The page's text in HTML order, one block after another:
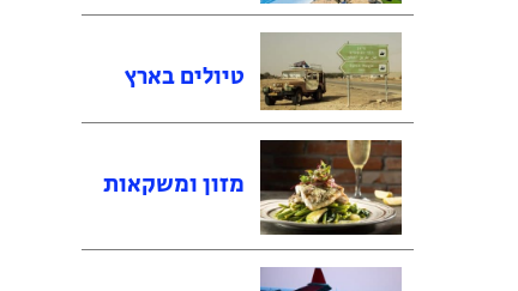
טיולים בארץ
מזון ומשקאות